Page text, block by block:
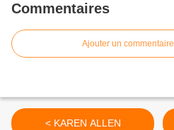
Commentaires
Ajouter un commentaire
< KAREN ALLEN